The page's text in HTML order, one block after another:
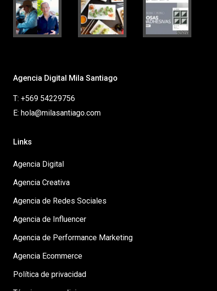
Agencia Digital Mila Santiago
T: +569 54229756
E: hola@milasantiago.com
Links
Agencia Digital
Agencia Creativa
Agencia de Redes Sociales
Agencia de Influencer
Agencia de Performance Marketing
Agencia Ecommerce
Política de privacidad